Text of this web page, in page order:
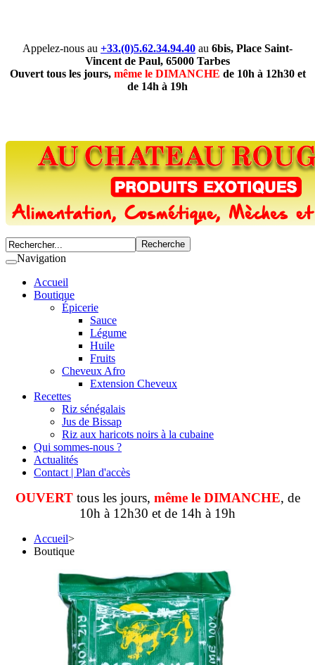
Appelez-nous au +33.(0)5.62.34.94.40 au 6bis, Place Saint-
Vincent de Paul, 65000 Tarbes
Ouvert tous les jours, même le DIMANCHE de 10h à 12h30 et
de 14h à 19h
Navigation
Accueil
Boutique
Épicerie
Sauce
Légume
Huile
Fruits
Cheveux Afro
Extension Cheveux
Recettes
Riz sénégalais
Jus de Bissap
Riz aux haricots noirs à la cubaine
Qui sommes-nous ?
Actualités
Contact | Plan d'accès
OUVERT tous les jours, même le DIMANCHE, de
10h à 12h30 et de 14h à 19h
Accueil>
Boutique